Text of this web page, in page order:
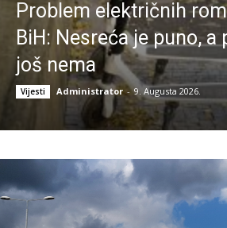
Problem električnih
BiH: Nesreća je puno, a
još nema
Vijesti Administrator - 9. Augusta 2026.